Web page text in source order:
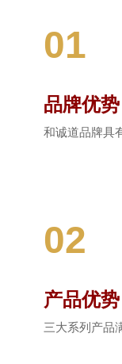
01
品牌优势
和诚道品牌具
02
产品优势
三大系列产品